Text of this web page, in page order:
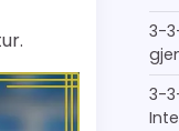
3-
3-